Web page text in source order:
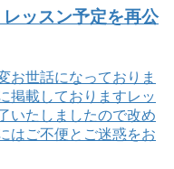
お世話になっておりま
掲載しておりますレッ
いたしましたので改め
はご不便とご迷惑をお